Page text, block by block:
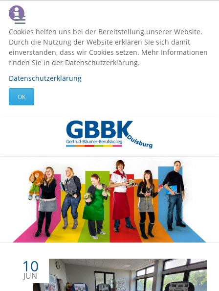
Cookies helfen uns bei der Bereitstellung unserer Website.
Durch die Nutzung der Website erklären Sie sich damit
einverstanden, dass wir Cookies setzen. Mehr Informationen
finden Sie in der Datenschutzerklärung.
Datenschutzerklärung
OK
10
JUN